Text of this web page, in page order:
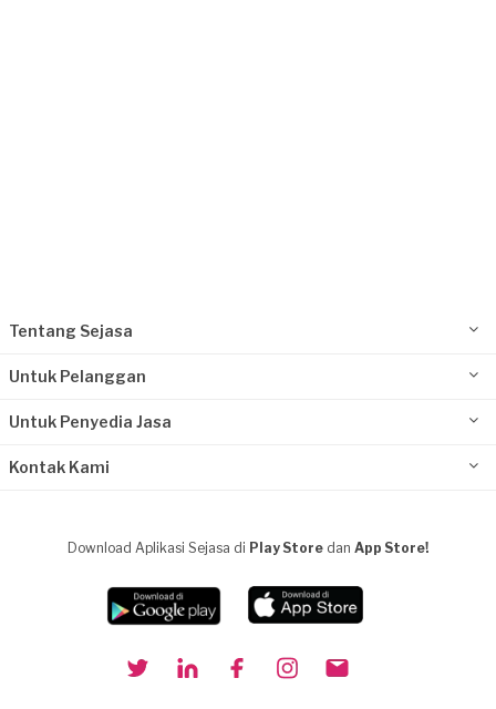
Tentang Sejasa
Untuk Pelanggan
Untuk Penyedia Jasa
Kontak Kami
Download Aplikasi Sejasa di Play Store dan App Store!